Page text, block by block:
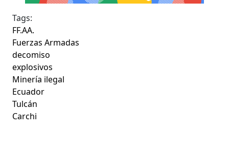
Tags:
FF.AA.
Fuerzas Armadas
decomiso
explosivos
Minería ilegal
Ecuador
Tulcán
Carchi